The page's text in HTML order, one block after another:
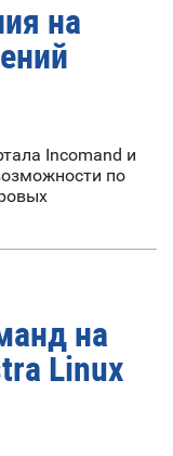
на
Incomand и
по
на
Linux